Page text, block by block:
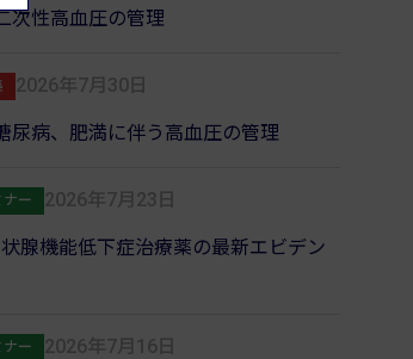
次性高血圧の管理
2026年7月30日
尿病、肥満に伴う高血圧の管理
ナー 2026年7月23日
腺機能低下症治療薬の最新エビデン
ナー 2026年7月16日